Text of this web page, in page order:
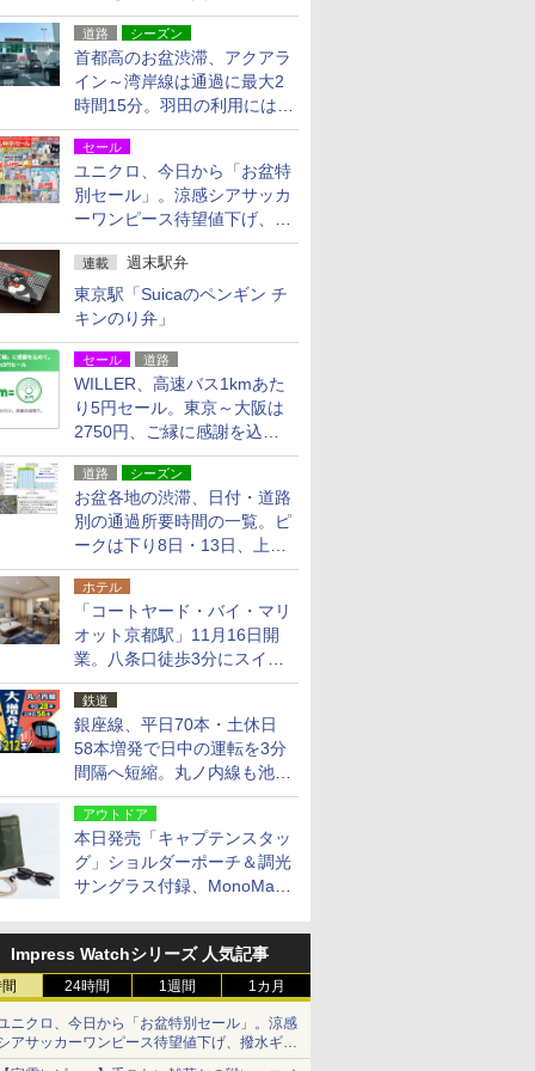
活動・復旧支援
道路 シーズン
首都高のお盆渋滞、アクアラ
イン～湾岸線は通過に最大2
時間15分。羽田の利用には
「空港西出口」の利用検討を
セール
ユニクロ、今日から「お盆特
別セール」。涼感シアサッカ
ーワンピース待望値下げ、撥
水ギアショーツは1990円に
連載 週末駅弁
東京駅「Suicaのペンギン チ
キンのり弁」
セール 道路
WILLER、高速バス1kmあた
り5円セール。東京～大阪は
2750円、ご縁に感謝を込め
た20周年記念キャンペーン
道路 シーズン
お盆各地の渋滞、日付・道路
別の通過所要時間の一覧。ピ
ークは下り8日・13日、上り
14日・15日
ホテル
「コートヤード・バイ・マリ
オット京都駅」11月16日開
業。八条口徒歩3分にスイー
ト含む全270室、ダイニング
も併設
鉄道
銀座線、平日70本・土休日
58本増発で日中の運転を3分
間隔へ短縮。丸ノ内線も池袋
～中野坂上を4分間隔に
アウトドア
本日発売「キャプテンスタッ
グ」ショルダーポーチ＆調光
サングラス付録、MonoMax
Impress Watchシリーズ 人気記事
24時間 1週間 1カ月
ニクロ、今日から「お盆特別セール」。涼感
アサッカーワンピース待望値下げ、撥水ギア
ョーツは1990円に